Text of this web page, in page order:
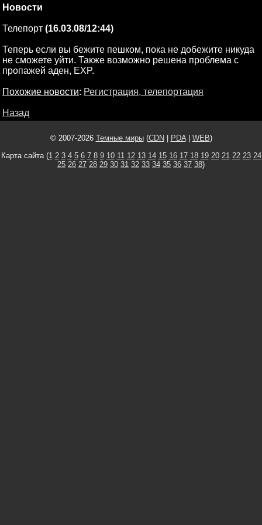
Новости
Телепорт (16.03.08/12:44)
Теперь если вы бежите пешком, пока не добежите никуда
не сможете уйти. Также возможно решена проблема с
пропажей аден, EXP.
Похожие новости: Регистрация, телепортация
Назад
© 2007-2026 Темные миры(CDN PDA| WEB)
Карта сайта (1 2 3 4 5 6 7 8 9 10 11 12 13 14 15 16 17 18 19 20 21 22 23 24
25 26 27 28 29 30 31 32 33 34 35 36 37 38)